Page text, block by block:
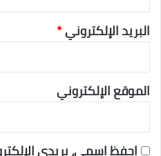
البريد الإلكتروني*
الموقع الإلكتروني
احفظ اسمي، بريدي